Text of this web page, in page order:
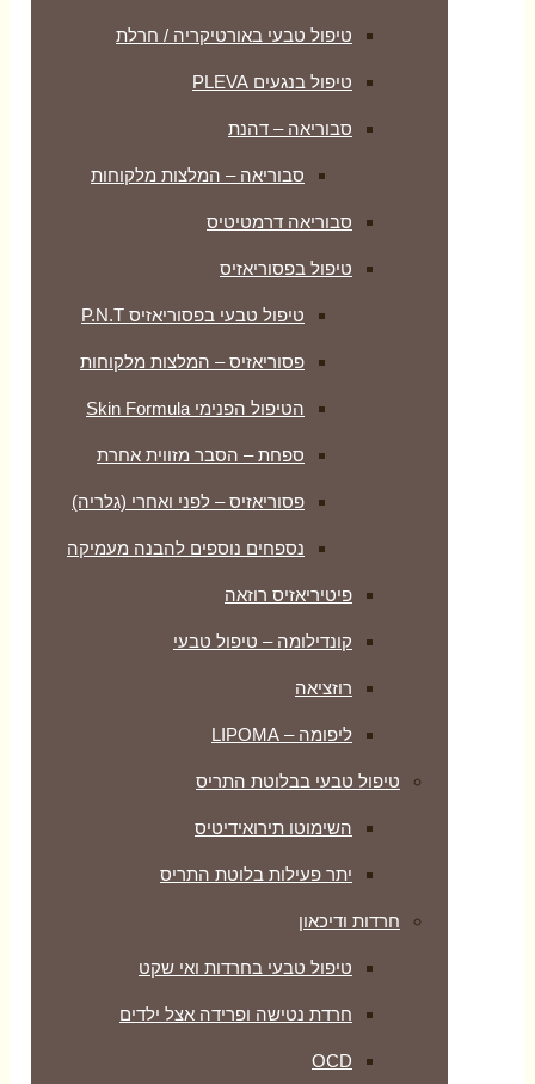
טיפול טבעי באורטיקריה / חרלת
טיפול בנגעים PLEVA
סבוריאה – דהנת
סבוריאה – המלצות מלקוחות
סבוריאה דרמטיטיס
טיפול בפסוריאזיס
טיפול טבעי בפסוריאזיס P.N.T
פסוריאזיס – המלצות מלקוחות
הטיפול הפנימי Skin Formula
ספחת – הסבר מזווית אחרת
פסוריאזיס – לפני ואחרי (גלריה)
נספחים נוספים להבנה מעמיקה
פיטיריאזיס רוזאה
קונדילומה – טיפול טבעי
רוזציאה
ליפומה – LIPOMA
טיפול טבעי בבלוטת התריס
השימוטו תירואידיטיס
יתר פעילות בלוטת התריס
חרדות ודיכאון
טיפול טבעי בחרדות ואי שקט
חרדת נטישה ופרידה אצל ילדים
OCD